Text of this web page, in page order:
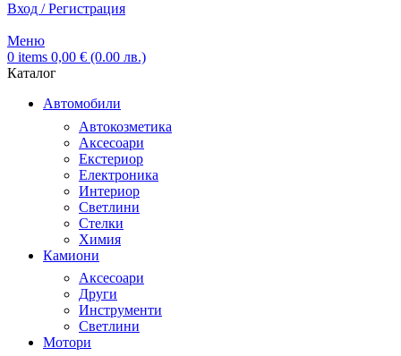
Вход / Регистрация
Меню
0 items 0,00 € (0.00 лв.)
Каталог
Автомобили
Автокозметика
Аксесоари
Екстериор
Електроника
Интериор
Светлини
Стелки
Химия
Камиони
Аксесоари
Други
Инструменти
Светлини
Мотори